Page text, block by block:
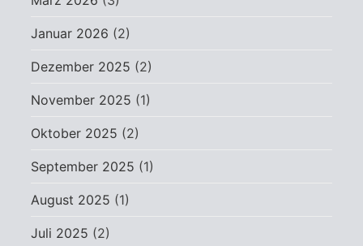
Januar 2026 (2)
Dezember 2025 (2)
November 2025 (1)
Oktober 2025 (2)
September 2025 (1)
August 2025 (1)
Juli 2025 (2)